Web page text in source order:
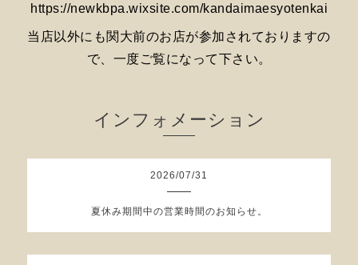
https://newkbpa.wixsite.com/kandaimaesyotenkai
当店以外にも関大前のお店が参加されておりますの
で、一度ご覧になって下さい。
インフォメーション
2026/07/31
夏休み期間中の営業時間のお知らせ。